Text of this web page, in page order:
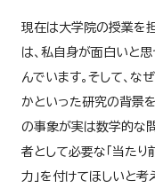
現在は大学院の授業を
は、私自身が面白いと
んでいます。そして、
かといった研究の背景
の事象が実は数学的な
者として必要な「当た
力」を付けてほしいと考